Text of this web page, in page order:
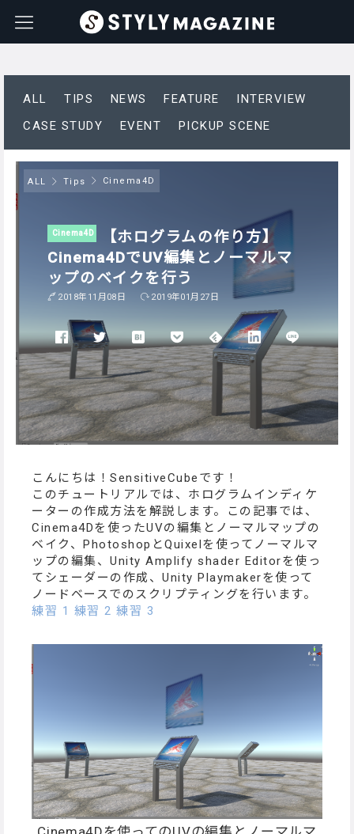
ALL TIPS NEWS FEATURE
INTERVIEW
CASE STUDY
EVENT PICKUP SCENE
ALL Tips Cinema4D
Cinema4D
【ホログラムの作り方】
Cinema4DでUV編集とノーマルマ
ップのベイクを行う
2018年11月08日 2019年01月27日
こんにちは！SensitiveCubeです！
このチュートリアルでは、ホログラムインディケ
ーターの作成方法を解説します。この記事では、
Cinema4Dを使ったUVの編集とノーマルマップの
ベイク、PhotoshopとQuixelを使ってノーマルマ
ップの編集、Unity Amplify shader Editorを使っ
てシェーダーの作成、Unity Playmakerを使って
ノードベースでのスクリプティングを行います。
練習 1 練習 2 練習 3